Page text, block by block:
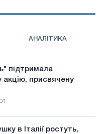
АНАЛІТИКА
підтримала
акцію, присвячену
в Італії ростуть,